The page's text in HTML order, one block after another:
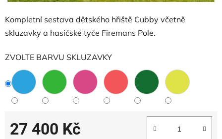
Kompletní sestava dětského hřiště Cubby včetně
skluzavky a hasičské tyče Firemans Pole.
ZVOLTE BARVU SKLUZAVKY
27 400 Kč